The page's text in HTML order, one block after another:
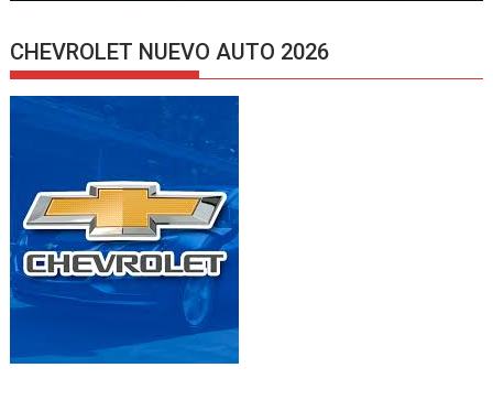
CHEVROLET NUEVO AUTO 2026